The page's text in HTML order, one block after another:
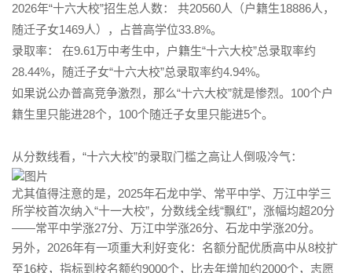
2026年“十六大校”招生总人数： 共20560人
（户籍生18886人，
随迁子女1469人），占普高学位33.8%。
录取率：
在9.61万中考生中，户籍生“十六大校”总录取率约
28.44%，
随迁子女“十六大校”总录取率约4.94%。
如果说公办普高竞争激烈，那么“十六大校”就是惨烈。100个户
籍生里只能进28个， 100个随迁子女里只能进5个。
从分数线看，“十六大校”的录取门槛之高让人倒吸冷气：
尤其值得注意的是，2025年石龙中学、常平中学、万江中学三
所学校首次纳入“十一大校”，分数线全线“飘红”，涨幅均超20分
——常平中学涨27分、万江中学涨26分、石龙中学涨20分。
另外，2026年有一项重大利好变化：名额分配优质高中从8校扩
至16校，指标到校名额约9000个，比去年增加约2000个，志愿